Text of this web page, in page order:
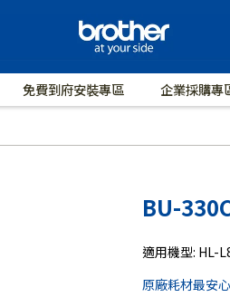
免費到府安裝專區 企業採購專
BU-
適用機型: HL-
原廠耗材最安心